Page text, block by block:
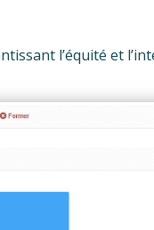
l’équité et